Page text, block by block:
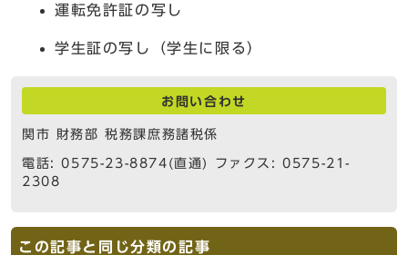
運転免許証の写し
学生証の写し（学生に限る）
お問い合わせ
関市 財務部 税務課庶務諸税係
電話: 0575-23-8874(直通) ファクス: 0575-21-
2308
この記事と同じ分類の記事